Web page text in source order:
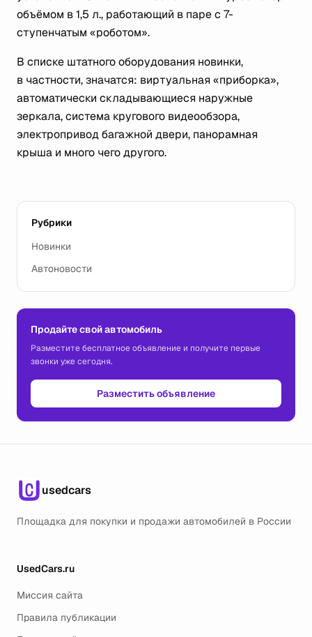
объёмом в 1,5 л., работающий в паре с 7-
ступенчатым «роботом».
В списке штатного оборудования новинки,
в частности, значатся: виртуальная «приборка»,
автоматически складывающиеся наружные
зеркала, система кругового видеообзора,
электропривод багажной двери, панорамная
крыша и много чего другого.
Рубрики
Новинки
Автоновости
Продайте свой автомобиль
Разместите бесплатное объявление и получите первые
звонки уже сегодня.
Разместить объявление
usedcars
Площадка для покупки и продажи автомобилей в России
UsedCars.ru
Миссия сайта
Правила публикации